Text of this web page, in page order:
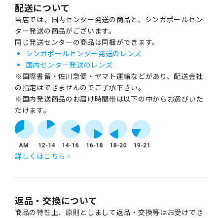
配送について
当店では、国内センター発送の商品と、シンガポールセン
ター発送の商品がございます。
同じ発送センターの商品は同梱ができます。
シンガポールセンター発送のレンズ
国内センター発送のレンズ
※国際書留・佐川急便・ヤマト運輸などがあり、配送会社
の指定はできませんのでご了承下さい。
※国内発送商品のお届け時間帯は以下の中からお選びいた
だけます。
詳しくはこちら
返品・交換について
商品の特性上、原則としまして返品・交換等はお受けでき